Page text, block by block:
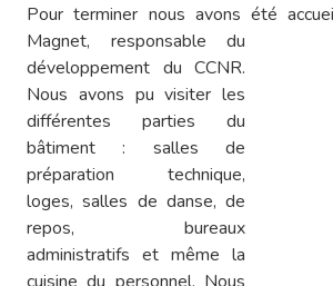
Pour terminer nous avons été
Magnet, responsable du
développement du CCNR.
Nous avons pu visiter les
différentes parties du
bâtiment : salles de
préparation technique,
loges, salles de danse, de
repos, bureaux
administratifs et même la